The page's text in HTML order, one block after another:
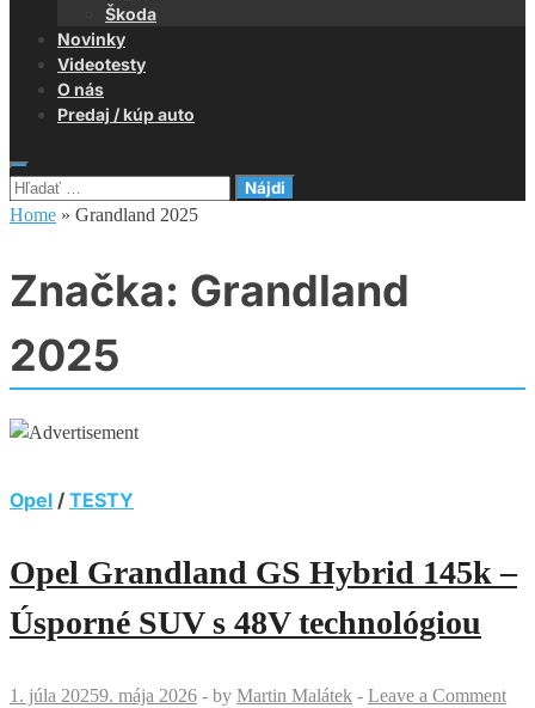
Škoda
Novinky
Videotesty
O nás
Predaj / kúp auto
Hľadať:
Home » Grandland 2025
Značka: Grandland
2025
Opel / TESTY
Opel Grandland GS Hybrid 145k –
Úsporné SUV s 48V technológiou
1. júla 20259. mája 2026 - by Martin Malátek - Leave a Comment